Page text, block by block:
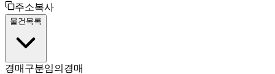
주소복사
물건목록
경매구분임의경매